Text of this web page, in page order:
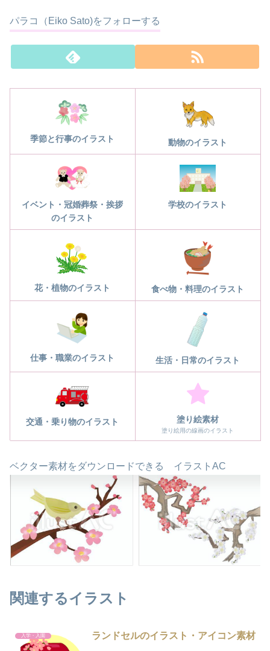
パラコ（Eiko Sato)をフォローする
季節と行事のイラスト 動物のイラスト
イベント・冠婚葬祭・挨拶
のイラスト
学校のイラスト
花・植物のイラスト 食べ物・料理のイラスト
仕事・職業のイラスト 生活・日常のイラスト
交通・乗り物のイラスト 塗り絵素材
塗り絵用の線画のイラスト
ベクター素材をダウンロードできる イラストAC
関連するイラスト
入学・入園 ランドセルのイラスト・アイコン素材